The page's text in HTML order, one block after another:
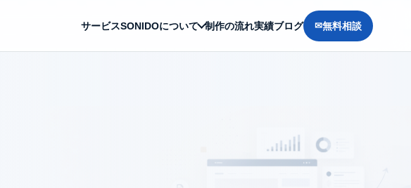
サービスSONIDOについて 制作の流れ実績ブログ 無料相談